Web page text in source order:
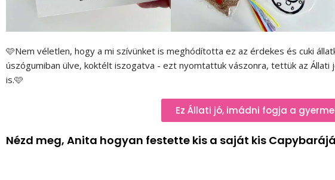
🩷Nem véletlen, hogy a mi szívünket is meghódította ez az érdekes és cuki
úszógumiban ülve, koktélt iszogatva - ezt nyomtattuk vászonra, tettük az
is.🩷
Ez Állati jó, imádni fogja a
Nézd meg, Anita hogyan festette kis a saját kis